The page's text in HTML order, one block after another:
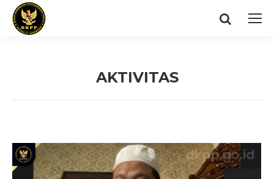
Search:
AKTIVITAS